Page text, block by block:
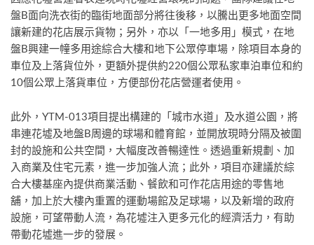
盤B面向洗衣街的臨街地面部分將往後移，以騰出更多地面空間
讓新建的花店展示貨物；另外，亦以「一地多用」模式，在地
盤B興建一幢多用途綜合大樓和地下公眾停車場，除項目本身的
車位及上落貨位外，更額外提供約220個公眾私家車泊車位和約
10個公眾上落貨車位，方便部份花店營運者使用。
此外，YTM-013項目提出構建的「城市水道」及水道公園，將
串連花墟及地盤B周邊的球場和體育館，並開放現時分隔及被圍
封的設施和公共空間，大幅度改善暢達性。透過重新規劃、加
入商業及住宅元素，進一步加強人流；此外，項目亦建議於綜
合大樓基座內提供商業活動、餐飲和可作花店用途的零售地
舖，加上於大樓內重置的運動場館及足球場，以及新增的政府
設施，可望帶動人流，為花墟注入更多元化的經濟活力，有助
帶動花墟進一步的發展。